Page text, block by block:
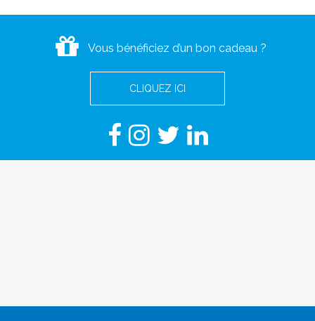
Vous bénéficiez d’un bon cadeau ?
CLIQUEZ ICI